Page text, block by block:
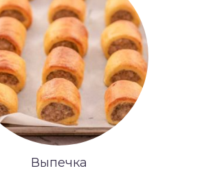
Выпечка